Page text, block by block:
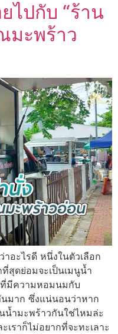
ไปกับ “ร้าน
มะพร้าว
ไรดี หนึ่งในตัวเลือก
สุดย่อมจะเป็นเมนูน้ำ
มีความหอมนมกับ
มาก ซึ่งแน่นอนว่าหาก
น้ำมะพร้าวกันใช่ไหมล่ะ
ราก็ไม่อยากที่จะทะเลาะ